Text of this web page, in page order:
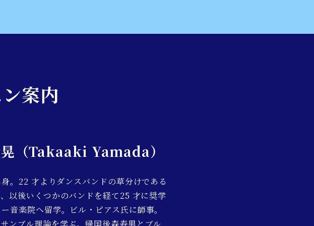
案内
（Takaaki Yamada）
。22 才よりダンスバンドの草分けである
以後いくつかのバンドを経て25 才に奨学
音楽院へ留学。ビル・ピアス氏に師事。